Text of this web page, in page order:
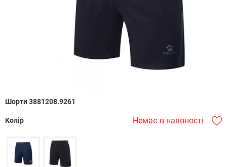
Шорти 3881208.9261
Немає в наявності
Колір